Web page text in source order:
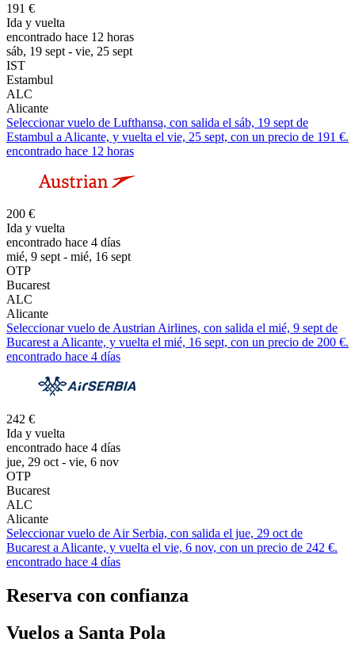
191 €
Ida y vuelta
encontrado hace 12 horas
sáb, 19 sept - vie, 25 sept
IST
Estambul
ALC
Alicante
Seleccionar vuelo de Lufthansa, con salida el sáb, 19 sept de
Estambul a Alicante, y vuelta el vie, 25 sept, con un precio de 191 €.
encontrado hace 12 horas
200 €
Ida y vuelta
encontrado hace 4 días
mié, 9 sept - mié, 16 sept
OTP
Bucarest
ALC
Alicante
Seleccionar vuelo de Austrian Airlines, con salida el mié, 9 sept de
Bucarest a Alicante, y vuelta el mié, 16 sept, con un precio de 200 €.
encontrado hace 4 días
242 €
Ida y vuelta
encontrado hace 4 días
jue, 29 oct - vie, 6 nov
OTP
Bucarest
ALC
Alicante
Seleccionar vuelo de Air Serbia, con salida el jue, 29 oct de
Bucarest a Alicante, y vuelta el vie, 6 nov, con un precio de 242 €.
encontrado hace 4 días
Reserva con confianza
Vuelos a Santa Pola